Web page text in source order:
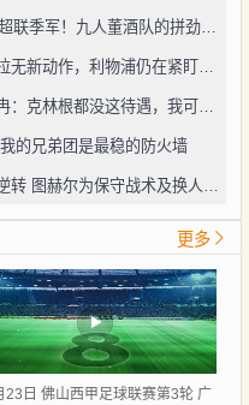
桐梓窖酒队斩获2026遵义酒业足球超联季军！九人董酒队的拼劲太戳人
罗马诺最新披露：阿森纳与巴尔科拉无新动作，利物浦仍在紧盯目标
杨瀚森在开拓者能玩弧顶发牌？段冉：克林根都没这待遇，我可不太看好
的兄弟团是最稳的防火墙
更多
23日 佛山西甲足球联赛第3轮 广